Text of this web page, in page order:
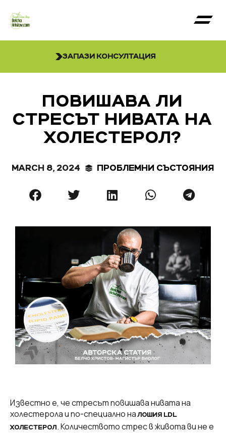
ЗАПАЗИ КОНСУЛТАЦИЯ
ПОВИШАВА ЛИ
СТРЕСЪТ НИВАТА НА
ХОЛЕСТЕРОЛ?
MARCH 8, 2024 ПРОБЛЕМНИ СЪСТОЯНИЯ
Известно е, че стресът повишава нивата на
холестерола и по-специално наЛОШИЯ LDL
ХОЛЕСТЕРОЛ . Количеството стрес в живота ви не е